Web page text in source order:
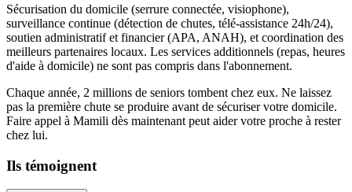
Sécurisation du domicile (serrure connectée, visiophone),
surveillance continue (détection de chutes, télé-assistance 24h/24),
soutien administratif et financier (APA, ANAH), et coordination des
meilleurs partenaires locaux. Les services additionnels (repas, heures
d'aide à domicile) ne sont pas compris dans l'abonnement.
Chaque année, 2 millions de seniors tombent chez eux. Ne laissez
pas la première chute se produire avant de sécuriser votre domicile.
Faire appel à Mamili dès maintenant peut aider votre proche à rester
chez lui.
Ils témoignent